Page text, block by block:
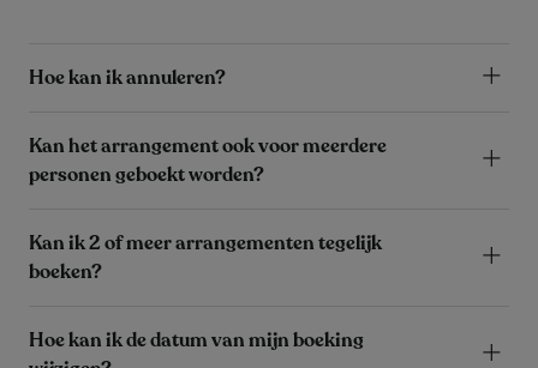
Hoe kan ik annuleren?
Kan het arrangement ook voor meerdere
personen geboekt worden?
Kan ik 2 of meer arrangementen tegelijk
boeken?
Hoe kan ik de datum van mijn boeking